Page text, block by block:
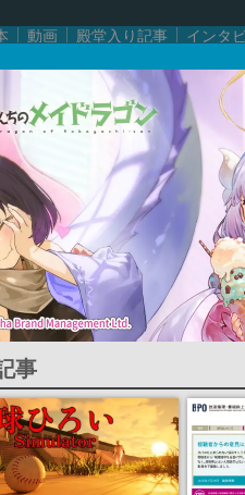
動画 殿堂入り記事 インタ
事